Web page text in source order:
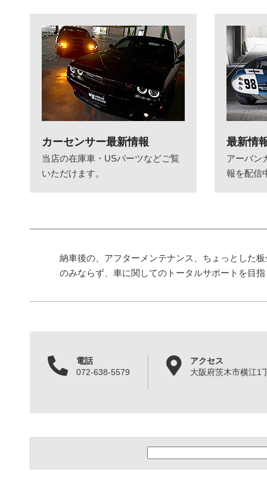
カーセンサー最新情報
当店の在庫車・USパーツなどご覧
いただけます。
最新情
アーバン
報を配信
納車後の、アフターメンテナンス、ちょっとした
のみならず、車に関してのトータルサポートを目
電話
072-638-5579
アクセス
大阪府茨木市横江1